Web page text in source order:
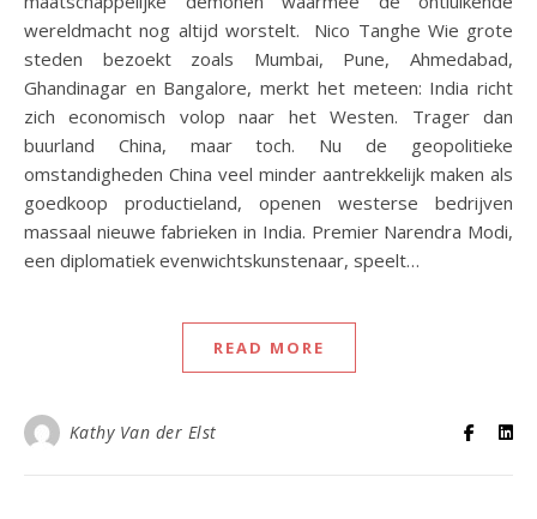
wereldmacht nog altijd worstelt. Nico Tanghe Wie grote
steden bezoekt zoals Mumbai, Pune, Ahmedabad,
Ghandinagar en Bangalore, merkt het meteen: India richt
zich economisch volop naar het Westen. Trager dan
buurland China, maar toch. Nu de geopolitieke
omstandigheden China veel minder aantrekkelijk maken als
goedkoop productieland, openen westerse bedrijven
massaal nieuwe fabrieken in India. Premier Narendra Modi,
een diplomatiek evenwichtskunstenaar, speelt…
READ MORE
Kathy Van der Elst